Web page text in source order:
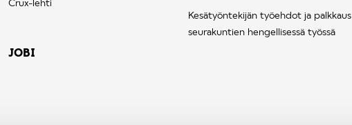
Crux-lehti
JOBI
Kesätyöntekijän työehdot ja palkkaus
seurakuntien hengellisessä työssä